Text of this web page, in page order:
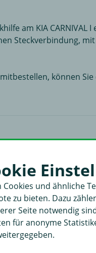
am KIA
Steckverbindung,
können
13polig
Cookies und ähnliche
zu bieten. Dazu
Seite notwendig
für anonyme